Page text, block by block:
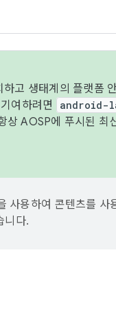
고 생태계의 플랫폼
여하려면
android-
상 AOSP에 푸시된
사용하여 콘텐츠를 사
니다.